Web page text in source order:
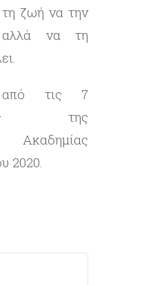
ζωή να την
αλλά να τη
τις 7
της
2020.